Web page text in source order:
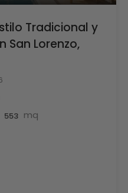
Tradicional y
San Lorenzo,
553 mq